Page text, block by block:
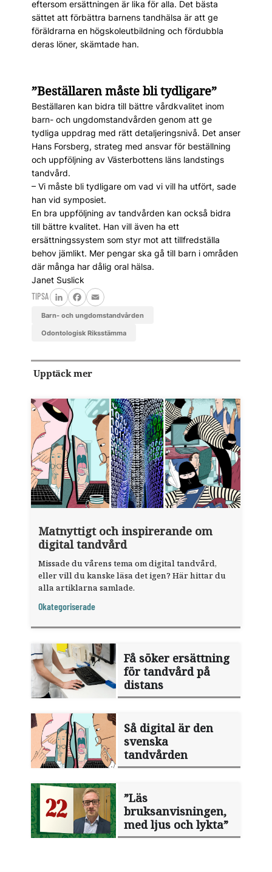
eftersom ersättningen är lika för alla. Det bästa
sättet att förbättra barnens tandhälsa är att ge
föräldrarna en högskoleutbildning och fördubbla
deras löner, skämtade han.
”Beställaren måste bli tydligare”
Beställaren kan bidra till bättre vårdkvalitet inom
barn- och ungdomstandvården genom att ge
tydliga uppdrag med rätt detaljeringsnivå. Det anser
Hans Forsberg, strateg med ansvar för beställning
och uppföljning av Västerbottens läns landstings
tandvård.
– Vi måste bli tydligare om vad vi vill ha utfört, sade
han vid symposiet.
En bra uppföljning av tandvården kan också bidra
till bättre kvalitet. Han vill även ha ett
ersättningssystem som styr mot att tillfredställa
behov jämlikt. Mer pengar ska gå till barn i områden
där många har dålig oral hälsa.
Janet Suslick
TIPSA
LinkedInFacebook
Email
barn- och ungdomstandvården
Odontologisk Riksstämma
Upptäck mer
Matnyttigt och inspirerande om
digital tandvård
Missade du vårens tema om digital tandvård,
eller vill du kanske läsa det igen? Här hittar du
alla artiklarna samlade.
Okategoriserade
Få söker ersättning
för tandvård på
distans
Så digital är den
svenska
tandvården
”Läs
bruksanvisningen,
med ljus och lykta”